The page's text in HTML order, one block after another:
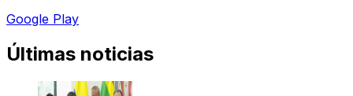
Google Play
Últimas noticias